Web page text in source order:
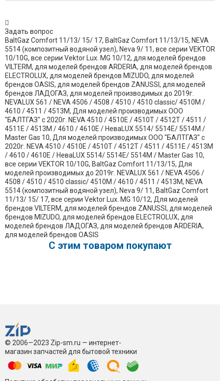
Задать вопрос
BaltGaz Comfort 11/13/ 15/ 17, BaltGaz Comfort 11/13/15, NEVA
5514 (композитный водяной узел), Neva 9/ 11, все серии VEKTOR
10/10G, все серии Vektor Lux. MG 10/12, для моделей брендов
VILTERM, для моделей брендов ​ARDERIA, для моделей брендов ​
ELECTROLUX, для моделей брендов ​MIZUDO, для моделей
брендов ​OASIS, для моделей брендов ​ZANUSSI, для моделей
брендов ​ЛАДОГАЗ, для моделей производимых до 2019г.
NEVALUХ 561 / NEVA 4506 / 4508 / 4510 / 4510 classic/ 4510M /
4610 / 4511 / 4513М, Для моделей производимых ООО
"БАЛТГАЗ" с 2020г. NEVA 4510 / 4510E / 4510T / 4512T / 4511 /
4511E / 4513М / 4610 / 4610E / НеваLUX 5514/ 5514E/ 5514М /
Master Gas 10, Для моделей производимых ООО "БАЛТГАЗ" с
2020г. NEVA 4510 / 4510E / 4510T / 4512T / 4511 / 4511E / 4513М
/ 4610 / 4610E / НеваLUX 5514/ 5514E/ 5514М / Master Gas 10,
все серии VEKTOR 10/10G, BaltGaz Comfort 11/13/15, Для
моделей производимых до 2019г. NEVALUХ 561 / NEVA 4506 /
4508 / 4510 / 4510 classic/ 4510M / 4610 / 4511 / 4513М, NEVA
5514 (композитный водяной узел), Neva 9/ 11, BaltGaz Comfort
11/13/ 15/ 17, все серии Vektor Lux. MG 10/12, Для моделей
брендов VILTERM, для моделей брендов ​ZANUSSI, для моделей
брендов ​MIZUDO, для моделей брендов ​ELECTROLUX, для
моделей брендов ​ЛАДОГАЗ, для моделей брендов ​ARDERIA,
для моделей брендов ​OASIS
C этим товаром покупают
© 2006—2023 Zip-sm.ru — интернет-
магазин запчастей для бытовой техники